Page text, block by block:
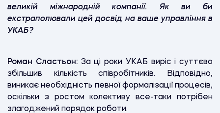
великій міжнародній компанії. Як ви би
екстраполювали цей досвід на ваше управління в
УКАБ?
Роман Сластьон:За ці роки УКАБ виріс і суттєво
збільшив кількість співробітників. Відповідно,
виникає необхідність певної формалізації процесів,
оскільки з ростом колективу все-таки потрібен
злагоджений порядок роботи.